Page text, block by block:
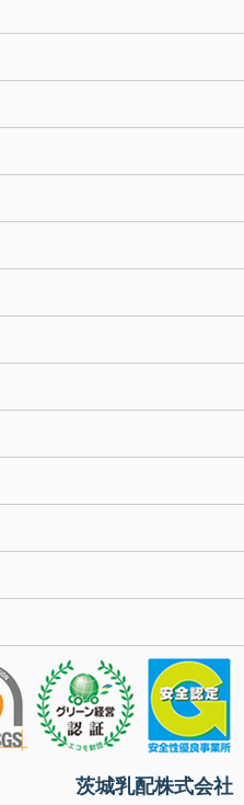
茨城乳配株式会社